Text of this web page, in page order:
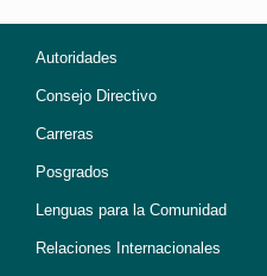
Autoridades
Consejo Directivo
Carreras
Posgrados
Lenguas para la Comunidad
Relaciones Internacionales